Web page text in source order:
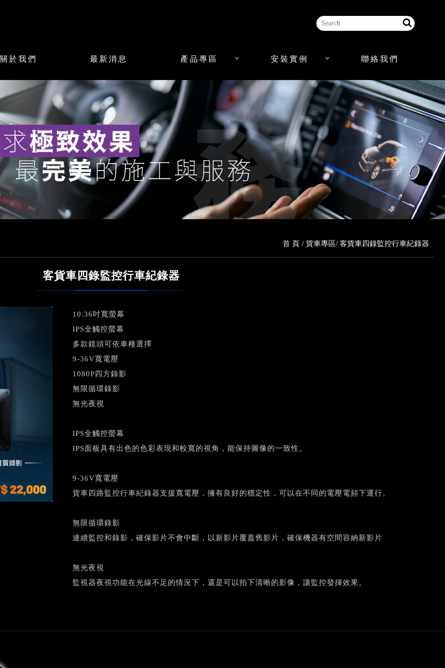
關於我們 最新消息 產品專區 安裝實例 聯絡我們
首 頁 貨車專區 客貨車四錄監控行車紀錄器
客貨車四錄監控行車紀錄器
10.36吋寬螢幕
IPS全觸控螢幕
多款鏡頭可依車種選擇
9-36V寬電壓
1080P四方錄影
無限循環錄影
無光夜視
IPS全觸控螢幕
IPS面板具有出色的色彩表現和較寬的視角，能保持圖像的一致性。
9-36V寬電壓
貨車四路監控行車紀錄器支援寬電壓，擁有良好的穩定性，可以在不同的電壓電頻下運行。
無限循環錄影
連續監控和錄影，確保影片不會中斷，以新影片覆蓋舊影片，確保機器有空間容納新影片
無光夜視
監視器夜視功能在光線不足的情況下，還是可以拍下清晰的影像，讓監控發揮效果。